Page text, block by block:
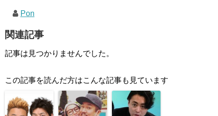
Pon
関連記事
記事は見つかりませんでした。
この記事を読んだ方はこんな記事も見ています